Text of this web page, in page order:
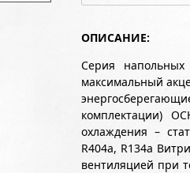
ОПИСАНИЕ:
Серия
максимальный
комплектации)
охлаждения –
R404a, R134a
вентиляцией при